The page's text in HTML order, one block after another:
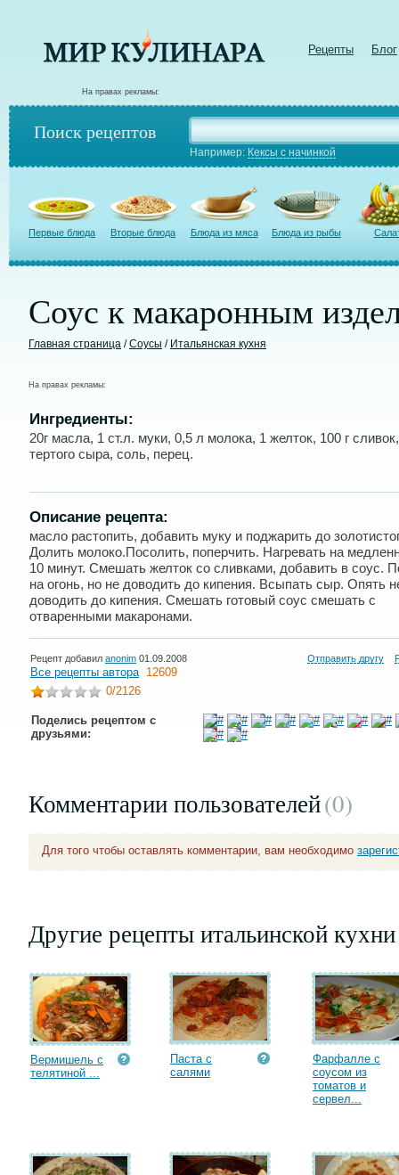
Рецепты Блог
На правах рекламы:
Поиск рецептов
Например: Кексы с начинкой
Первые блюда Вторые блюда Блюда из мяса Блюда из рыбы
Соус к макаронным
Главная страница /Соусы / Итальянская кухня
На правах рекламы:
Ингредиенты:
20г масла, 1 ст.л. муки, 0,5 л молока, 1 желток, 100 г
тертого сыра, соль, перец.
Описание рецепта:
масло растопить, добавить муку и поджарить до
Долить молоко.Посолить, поперчить. Нагревать на
10 минут. Смешать желток со сливками, добавить в соус.
на огонь, но не доводить до кипения. Всыпать сыр. Опять
доводить до кипения. Смешать готовый соус смешать с
отваренными макаронами.
Рецепт добавил anonim 01.09.2008 Отправить другу
Все рецепты автора 12609
0/2126
Поделись рецептом с
друзьями:
Комментарии пользователей(0)
Для того чтобы оставлять комментарии, вам необходимо
Другие рецепты итальинской кухни
Вермишель с
телятиной ...
Паста с
салями
Фарфалле с
соусом из
томатов и
сервел...